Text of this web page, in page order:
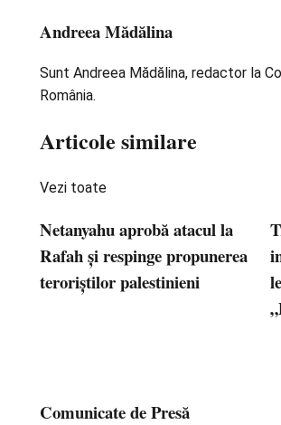
Andreea Mădălina
Sunt Andreea Mădălina, redactor la
România.
Articole similare
Vezi toate
Netanyahu aprobă atacul la
Rafah și respinge propunerea
teroriștilor palestinieni
Comunicate de Presă